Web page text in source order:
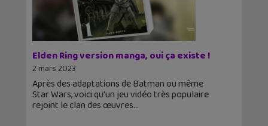
Elden Ring version manga, oui ça existe !
2 mars 2023
Après des adaptations de Batman ou même
Star Wars, voici qu’un jeu vidéo très populaire
rejoint le clan des œuvres